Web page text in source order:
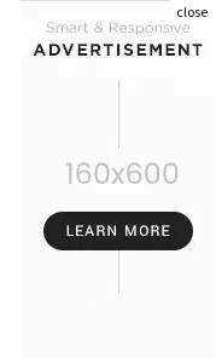
close